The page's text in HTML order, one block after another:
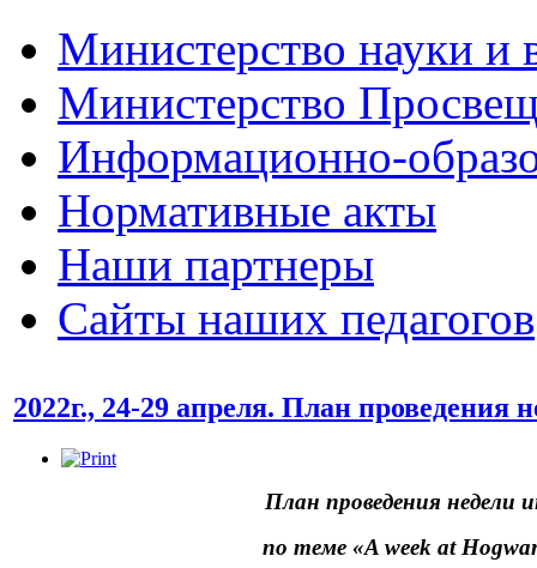
Министерство науки и
Министерство
Информационно-
Нормативные акты
Наши партнеры
Сайты наших педагогов
2022г., 24-29 апреля. План проведения
План проведения недели
по теме «A week at